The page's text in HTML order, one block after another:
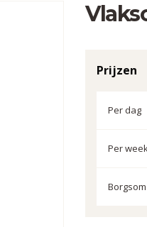
Prijzen
Per dag
Per
Borgsom